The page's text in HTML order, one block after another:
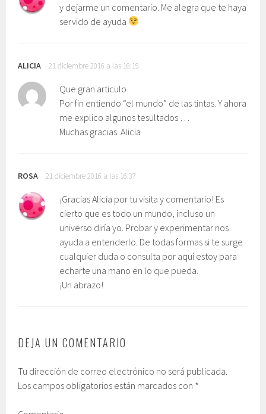
y dejarme un comentario. Me alegra que te haya
servido de ayuda
ALICIA 21 diciembre 2016 a las 16:19
Que gran articulo
Por fin entiendo “el mundo” de las tintas. Y ahora
me explico algunos tesultados …
Muchas gracias. Alicia
ROSA 21 diciembre 2016 a las 16:37
¡Gracias Alicia por tu visita y comentario! Es
cierto que es todo un mundo, incluso un
universo diría yo. Probar y experimentar nos
ayuda a entenderlo. De todas formas si te surge
cualquier duda o consulta por aquí estoy para
echarte una mano en lo que pueda.
¡Un abrazo!
DEJA UN COMENTARIO
Tu dirección de correo electrónico no será publicada.
Los campos obligatorios están marcados con *